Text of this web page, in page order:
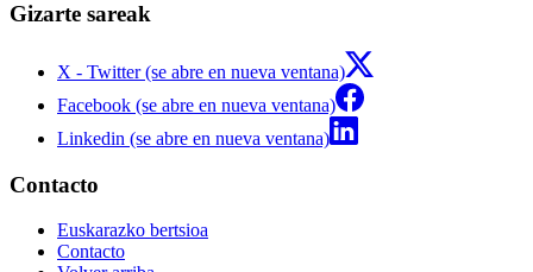
Gizarte sareak
X - Twitter (se abre en nueva ventana)
Facebook (se abre en nueva ventana)
Linkedin (se abre en nueva ventana)
Contacto
Euskarazko bertsioa
Contacto